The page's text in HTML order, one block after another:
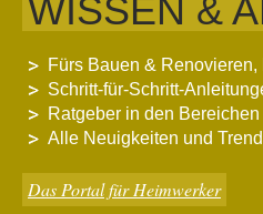
WISSEN &
Fürs Bauen &
Schritt-für-Schritt-
Ratgeber in den
Alle Neuigkeiten und
Das Portal für Heimwerker